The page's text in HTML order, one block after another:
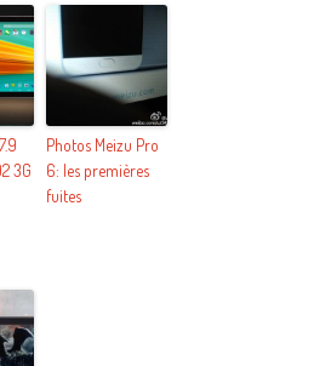
3G
Photos Meizu Pro
6: les premières
fuites